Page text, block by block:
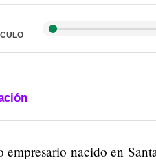
empresario nacido en